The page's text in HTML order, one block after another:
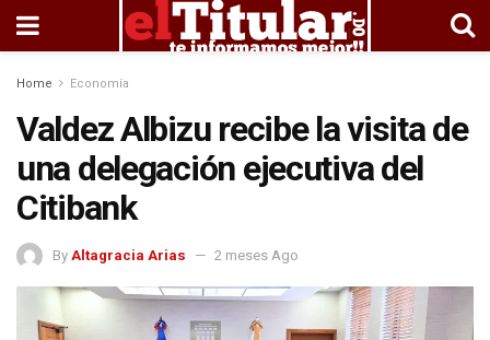
Home Economía
Valdez Albizu recibe la visita de
una delegación ejecutiva del
Citibank
By Altagracia Arias 2 meses Ago